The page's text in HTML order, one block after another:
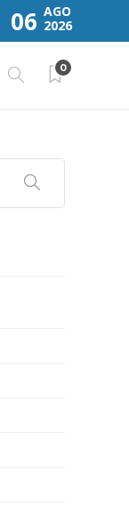
06 AGO
2026
0